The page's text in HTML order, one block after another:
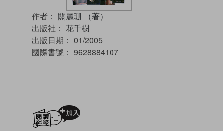
作者： 關麗珊 （著）
出版社： 花千樹
出版日期： 01/2005
國際書號： 9628884107